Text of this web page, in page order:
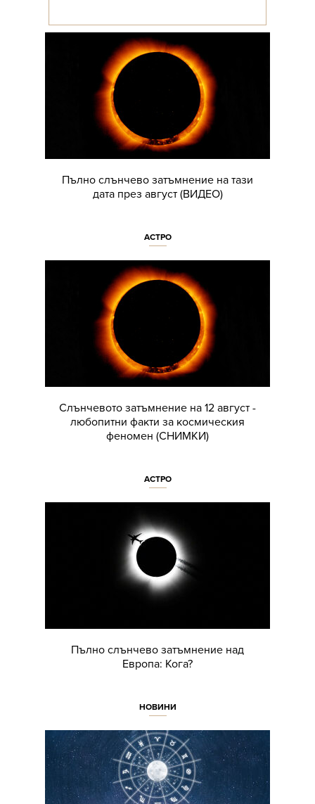
Пълно слънчево затъмнение на тази
дата през август (ВИДЕО)
АСТРО
Слънчевото затъмнение на 12 август -
любопитни факти за космическия
феномен (СНИМКИ)
АСТРО
Пълно слънчево затъмнение над
Европа: Кога?
НОВИНИ